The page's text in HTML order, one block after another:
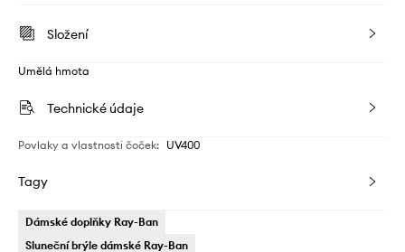
Složení
Umělá hmota
Technické údaje
Povlaky a vlastnosti čoček: UV400
Tagy
Dámské doplňky Ray-Ban
Sluneční brýle dámské Ray-Ban